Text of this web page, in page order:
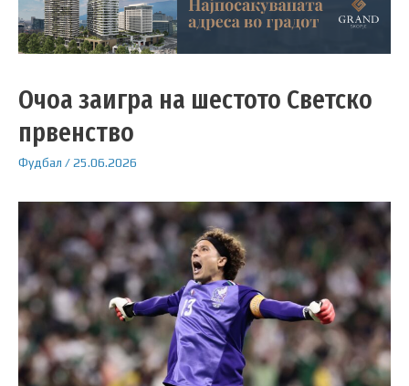
Очоа заигра на шестото Светско
првенство
Фудбал /25.06.2026